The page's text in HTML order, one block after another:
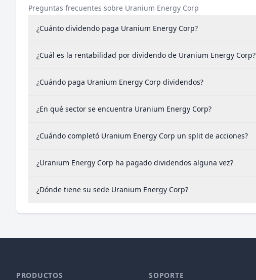
Preguntas frecuentes sobre Uranium Energy Corp
¿Cuánto dividendo paga Uranium Energy Corp?
¿Cuál es la rentabilidad por dividendo de Uranium Energy Corp?
¿Cuándo paga Uranium Energy Corp dividendos?
¿En qué sector se encuentra Uranium Energy Corp?
¿Cuándo completó Uranium Energy Corp un split de acciones?
¿Uranium Energy Corp ha pagado dividendos alguna vez?
¿Dónde tiene su sede Uranium Energy Corp?
PRODUCTOS SOPORTE